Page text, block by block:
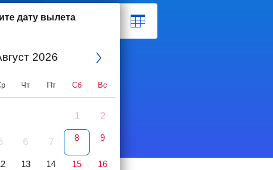
Обратно?
дату вылета
2026
Чт Пт Сб Вс
1 2
6 7 8 9
13 14 15 16